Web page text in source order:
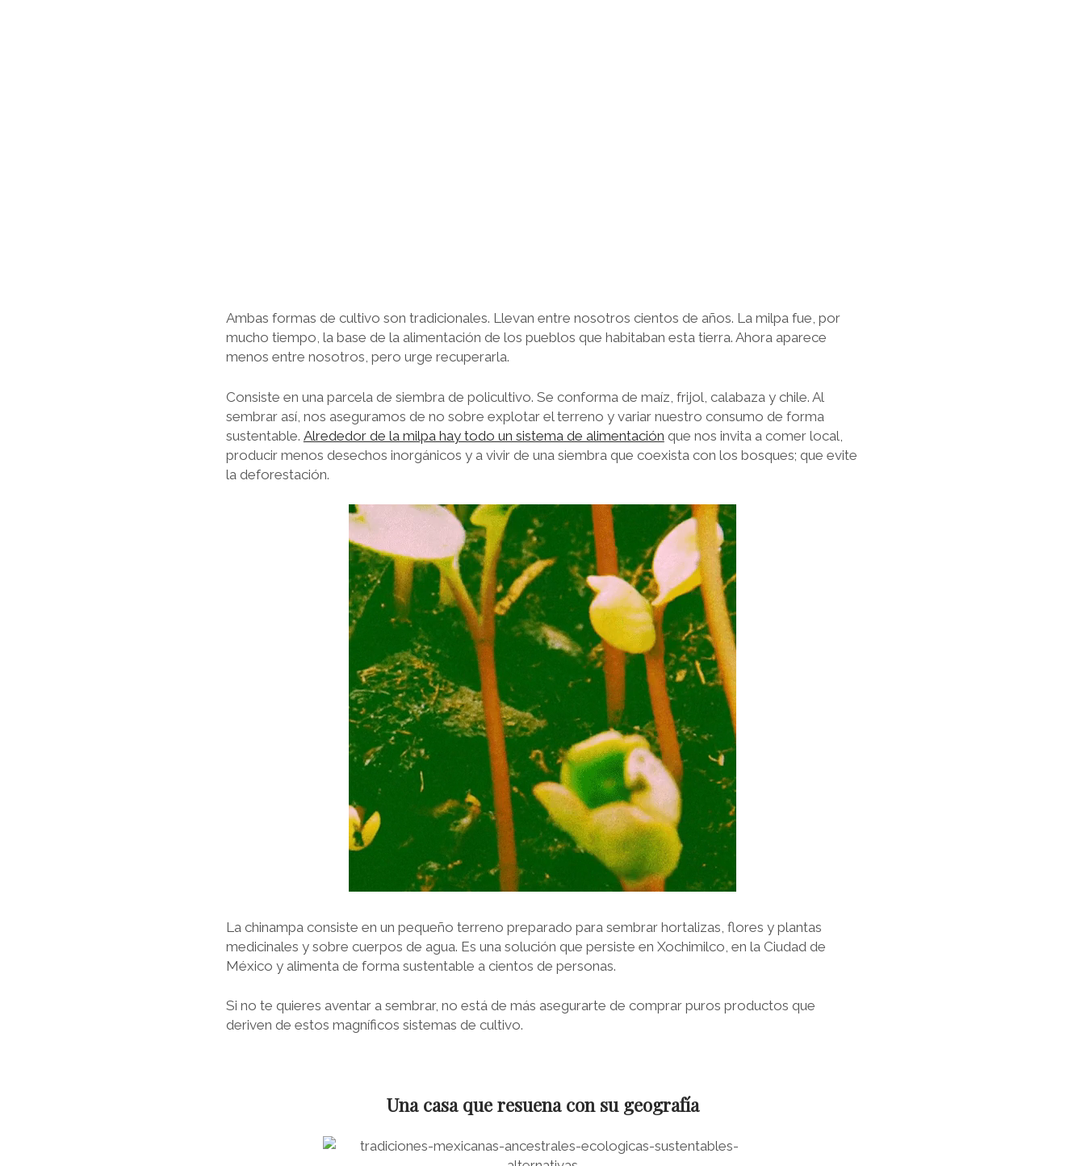
Ambas formas de cultivo son tradicionales. Llevan entre nosotros cientos de años. La milpa fue, por
mucho tiempo, la base de la alimentación de los pueblos que habitaban esta tierra. Ahora aparece
menos entre nosotros, pero urge recuperarla.
Consiste en una parcela de siembra de policultivo. Se conforma de maíz, frijol, calabaza y chile. Al
sembrar así, nos aseguramos de no sobre explotar el terreno y variar nuestro consumo de forma
sustentable. Alrededor de la milpa hay todo un sistema de alimentación que nos invita a comer local,
producir menos desechos inorgánicos y a vivir de una siembra que coexista con los bosques; que evite
la deforestación.
La chinampa consiste en un pequeño terreno preparado para sembrar hortalizas, flores y plantas
medicinales y sobre cuerpos de agua. Es una solución que persiste en Xochimilco, en la Ciudad de
México y alimenta de forma sustentable a cientos de personas.
Si no te quieres aventar a sembrar, no está de más asegurarte de comprar puros productos que
deriven de estos magníficos sistemas de cultivo.
Una casa que resuena con su geografía